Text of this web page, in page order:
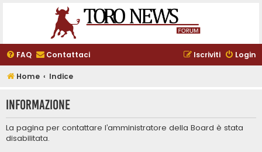
FAQ Contattaci Login
Iscriviti
Home Indice
Informazione
La pagina per contattare l’amministratore della Board è stata
disabilitata.